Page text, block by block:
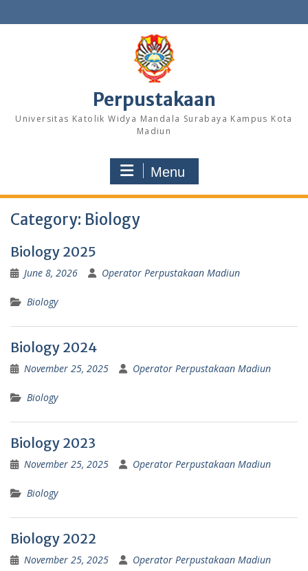
to
Perpustakaan
Universitas Katolik Widya Mandala Surabaya Kampus Kota
Madiun
Menu
Category: Biology
Biology 2025
June 8, 2026 Operator Perpustakaan Madiun
Biology
Biology 2024
November 25, 2025 Operator Perpustakaan Madiun
Biology
Biology 2023
November 25, 2025 Operator Perpustakaan Madiun
Biology
Biology 2022
November 25, 2025 Operator Perpustakaan Madiun